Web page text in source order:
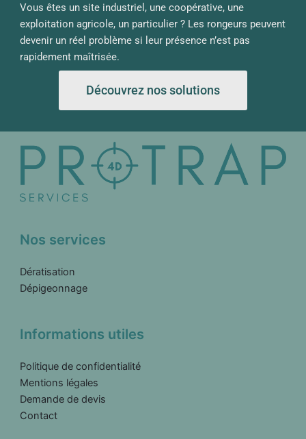
Vous êtes un site industriel, une coopérative, une
exploitation agricole, un particulier ? Les rongeurs peuvent
devenir un réel problème si leur présence n’est pas
rapidement maîtrisée.
Découvrez nos solutions
Nos services
Dératisation
Dépigeonnage
Informations utiles
Politique de confidentialité
Mentions légales
Demande de devis
Contact